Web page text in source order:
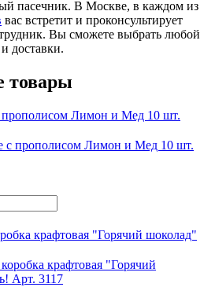
пасечник. В Москве, в каждом из
вас встретит и проконсультирует
Вы сможете выбрать любой
доставки.
товары
прополисом Лимон и Мед 10 шт.
крафтовая "Горячий
Арт. 3117